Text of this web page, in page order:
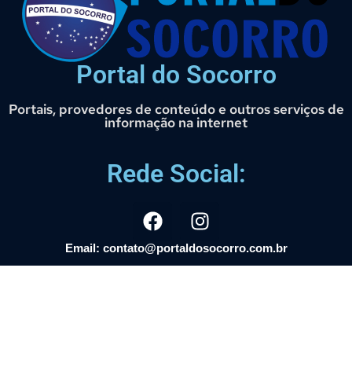
Portal do Socorro
Portais, provedores de conteúdo e outros serviços de
informação na internet
Rede Social:
Email: contato@portaldosocorro.com.br